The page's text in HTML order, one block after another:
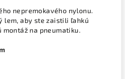
nepremokavého nylonu.
lem, aby ste zaistili ľahkú
montáž na pneumatiku.